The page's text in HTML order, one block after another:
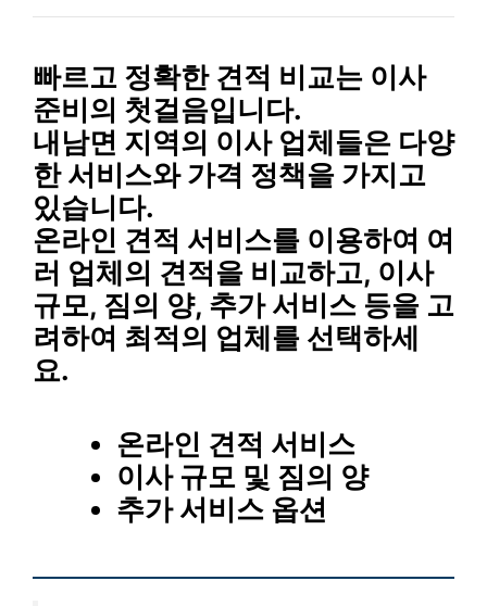
빠르고 정확한 견적 비교는 이사
준비의 첫걸음입니다.
내남면 지역의 이사 업체들은 다양
한 서비스와 가격 정책을 가지고
있습니다.
온라인 견적 서비스를 이용하여 여
러 업체의 견적을 비교하고, 이사
규모, 짐의 양, 추가 서비스 등을 고
려하여 최적의 업체를 선택하세
요.
온라인 견적 서비스
이사 규모 및 짐의 양
추가 서비스 옵션